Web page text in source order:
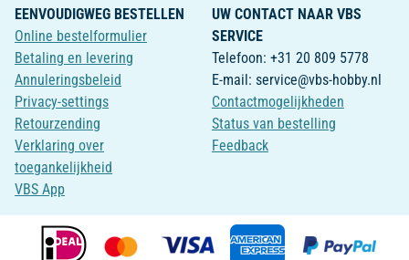
EENVOUDIGWEG BESTELLEN
Online bestelformulier
Betaling en levering
Annuleringsbeleid
Privacy-settings
Retourzending
Verklaring over
toegankelijkheid
VBS App
UW CONTACT NAAR VBS
SERVICE
Telefoon: +31 20 809 5778
E-mail: service@vbs-hobby.nl
Contactmogelijkheden
Status van bestelling
Feedback